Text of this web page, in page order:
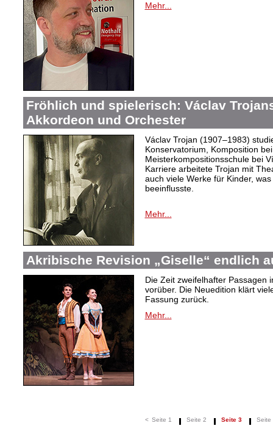
Mehr...
Fröhlich und spielerisch: Václav
Akkordeon und Orchester
Václav Trojan (1907–1983)
Konservatorium, Komposition
Meisterkompositionsschule bei
Karriere arbeitete Trojan mit
auch viele Werke für Kinder,
beeinflusste.
Mehr...
Akribische Revision „Giselle“ endlich
Die Zeit zweifelhafter Passagen
vorüber. Die Neuedition klärt
Fassung zurück.
Mehr...
< Seite 1 Seite 2 Seite 3 Seite